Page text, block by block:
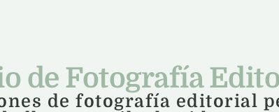
de Fotografía
de fotografía editorial